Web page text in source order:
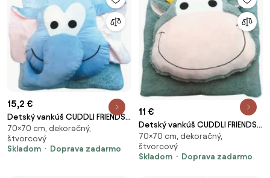
15,2 €
Detský vankúš CUDDLI FRIENDS
70x70 cm plyšový - viac farieb
Farba: Modrá
70×70 cm, dekoračný,
štvorcový
Skladom
Doprava zadarmo
11 €
Detský vankúš CUDDLI FRIENDS
70x70 cm plyšový - viac farieb
Farba: Sivá
70×70 cm, dekoračný,
štvorcový
Skladom
Doprava zadarmo